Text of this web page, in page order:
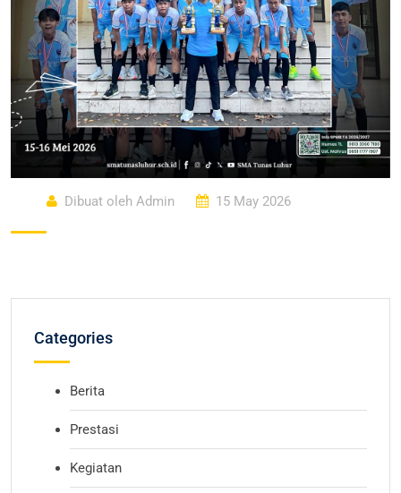
Dibuat oleh Admin 15 May 2026
Categories
Berita
Prestasi
Kegiatan